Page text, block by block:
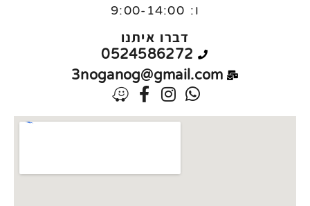
ו: 9:00-14:00
דברו איתנו
0524586272
3noganog@gmail.com